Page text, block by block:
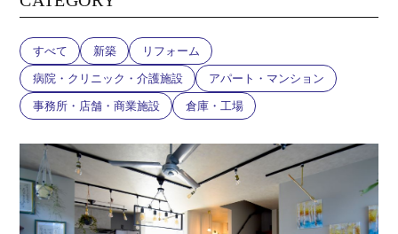
すべて 新築 リフォーム
病院・クリニック・介護施設 アパート・マンション
事務所・店舗・商業施設 倉庫・工場